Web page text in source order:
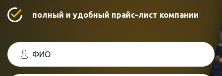
полный и удобный прайс-лист компании
ФИО